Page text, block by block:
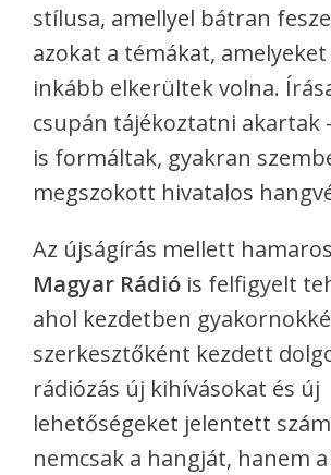
stílusa, amellyel bátran
azokat a témákat,
inkább elkerültek volna.
csupán tájékoztatni akartak
is formáltak, gyakran
megszokott hivatalos
Az újságírás mellett
Magyar Rádió is felfigyelt
ahol kezdetben
szerkesztőként kezdett
rádiózás új kihívásokat és új
lehetőségeket jelentett
nemcsak a hangját, hanem a